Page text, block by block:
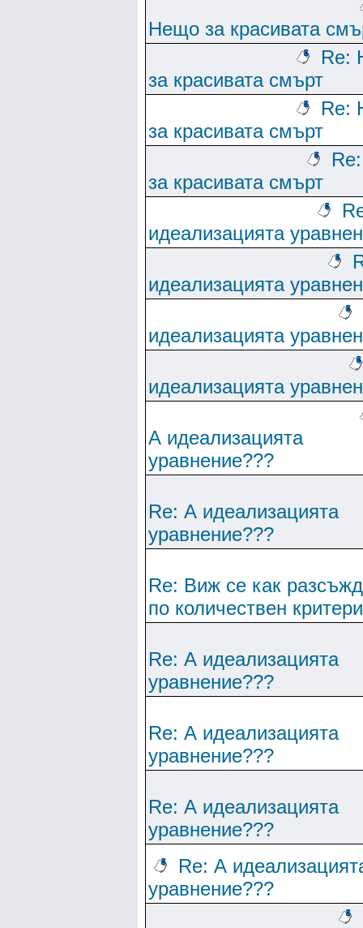
Нещо за красивата
Re:
за красивата смърт
Re:
за красивата смърт
за красивата смърт
идеализацията
идеализацията
идеализацията
идеализацията
А идеализацията
уравнение???
Re: А идеализацията
уравнение???
Re: Виж се как
по количествен
Re: А идеализацията
уравнение???
Re: А идеализацията
уравнение???
Re: А идеализацията
уравнение???
Re: А
уравнение???